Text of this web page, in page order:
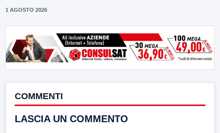
1 AGOSTO 2026
COMMENTI
LASCIA UN COMMENTO